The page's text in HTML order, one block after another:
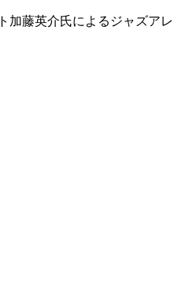
藤英介氏によるジャズア